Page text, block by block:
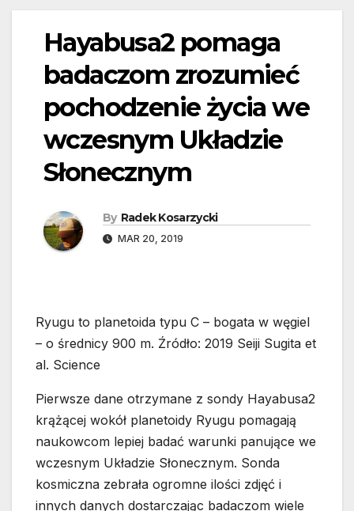
Hayabusa2 pomaga
badaczom zrozumieć
pochodzenie życia we
wczesnym Układzie
Słonecznym
By Radek Kosarzycki
MAR 20, 2019
Ryugu to planetoida typu C – bogata w węgiel
– o średnicy 900 m. Źródło: 2019 Seiji Sugita et
al. Science
Pierwsze dane otrzymane z sondy Hayabusa2
krążącej wokół planetoidy Ryugu pomagają
naukowcom lepiej badać warunki panujące we
wczesnym Układzie Słonecznym. Sonda
kosmiczna zebrała ogromne ilości zdjęć i
innych danych dostarczając badaczom wiele